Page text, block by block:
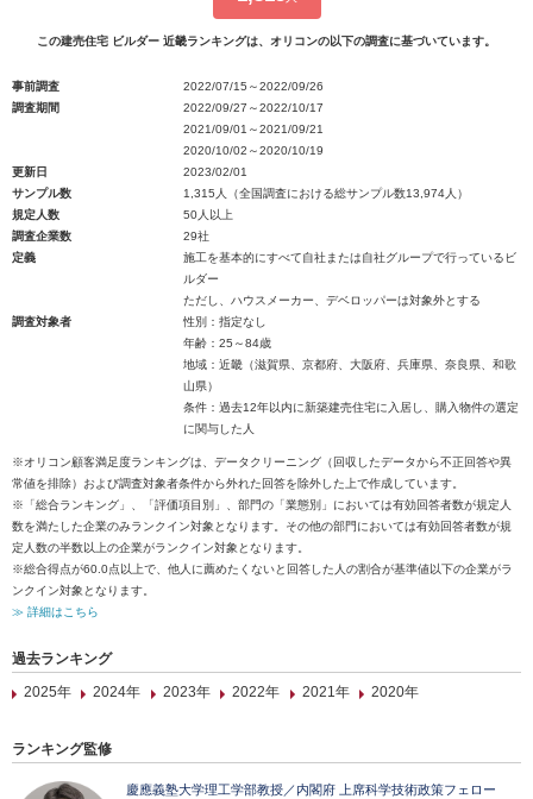
この建売住宅 ビルダー 近畿ランキングは、オリコンの以下の調査に基づいています。
事前調査
2022/07/15～2022/09/26
調査期間
2022/09/27～2022/10/17
2021/09/01～2021/09/21
2020/10/02～2020/10/19
更新日
2023/02/01
サンプル数
1,315人（全国調査における総サンプル数13,974人）
規定人数
50人以上
調査企業数
29社
定義
施工を基本的にすべて自社または自社グループで行っているビ
ルダー
ただし、ハウスメーカー、デベロッパーは対象外とする
調査対象者
性別：指定なし
年齢：25～84歳
地域：近畿（滋賀県、京都府、大阪府、兵庫県、奈良県、和歌
山県）
条件：過去12年以内に新築建売住宅に入居し、購入物件の選定
に関与した人
※オリコン顧客満足度ランキングは、データクリーニング（回収したデータから不正回答や異
常値を排除）および調査対象者条件から外れた回答を除外した上で作成しています。
※「総合ランキング」、「評価項目別」、部門の「業態別」においては有効回答者数が規定人
数を満たした企業のみランクイン対象となります。その他の部門においては有効回答者数が規
定人数の半数以上の企業がランクイン対象となります。
※総合得点が60.0点以上で、他人に薦めたくないと回答した人の割合が基準値以下の企業がラ
ンクイン対象となります。
≫ 詳細はこちら
過去ランキング
2025年
2024年 2023年 2022年 2021年 2020年
ランキング監修
慶應義塾大学理工学部教授／内閣府 上席科学技術政策フェロー